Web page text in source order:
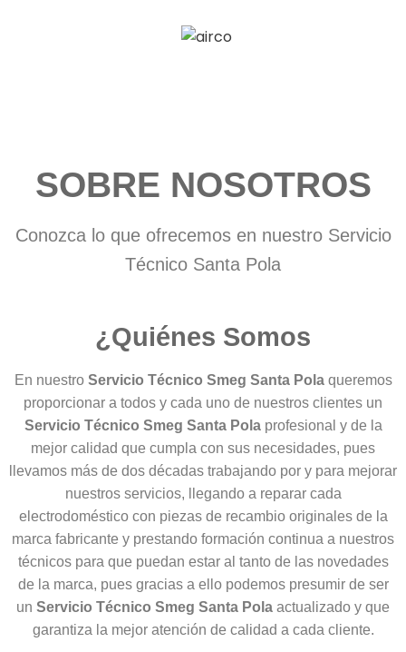
SOBRE NOSOTROS
Conozca lo que ofrecemos en nuestro Servicio
Técnico Santa Pola
¿Quiénes Somos
En nuestro Servicio Técnico Smeg Santa Pola queremos
proporcionar a todos y cada uno de nuestros clientes un
Servicio Técnico Smeg Santa Polaprofesional y de la
mejor calidad que cumpla con sus necesidades, pues
llevamos más de dos décadas trabajando por y para mejorar
nuestros servicios, llegando a reparar cada
electrodoméstico con piezas de recambio originales de la
marca fabricante y prestando formación continua a nuestros
técnicos para que puedan estar al tanto de las novedades
de la marca, pues gracias a ello podemos presumir de ser
un Servicio Técnico Smeg Santa Pola actualizado y que
garantiza la mejor atención de calidad a cada cliente.